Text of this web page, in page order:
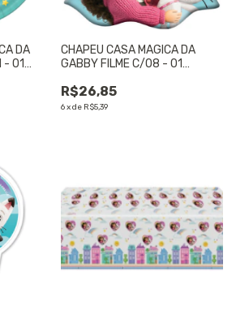
DA
- 01
CHAPEU CASA MAGICA DA
GABBY FILME C/08 - 01
R$26,85
6xde R$5,39